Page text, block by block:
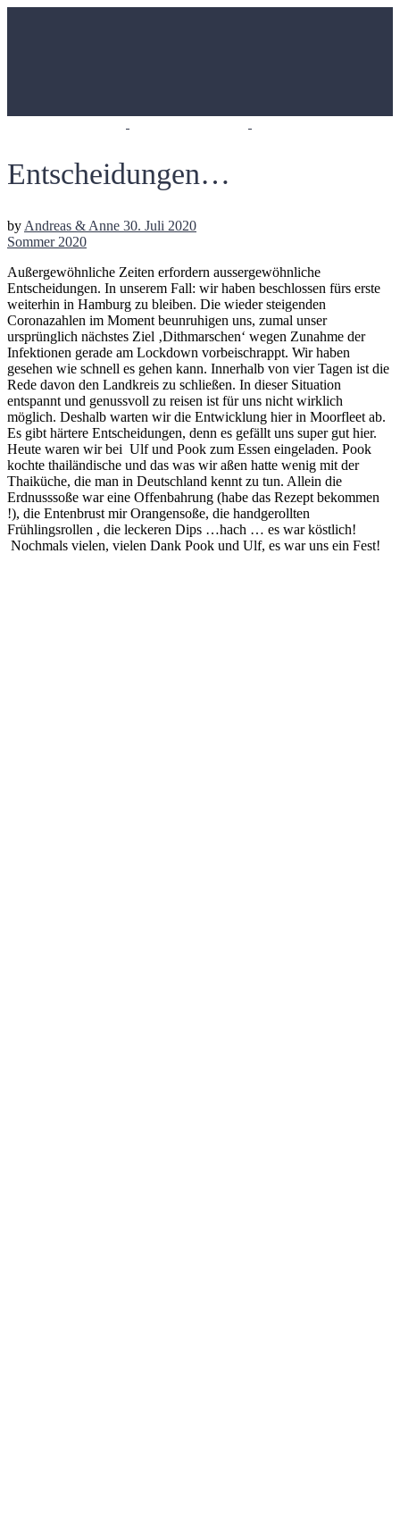
Entscheidungen…
byAndreas & Anne 30. Juli 2020
Sommer 2020
Außergewöhnliche Zeiten erfordern aussergewöhnliche
Entscheidungen. In unserem Fall: wir haben beschlossen fürs erste
weiterhin in Hamburg zu bleiben. Die wieder steigenden
Coronazahlen im Moment beunruhigen uns, zumal unser
ursprünglich nächstes Ziel ‚Dithmarschen‘ wegen Zunahme der
Infektionen gerade am Lockdown vorbeischrappt. Wir haben
gesehen wie schnell es gehen kann. Innerhalb von vier Tagen ist die
Rede davon den Landkreis zu schließen. In dieser Situation
entspannt und genussvoll zu reisen ist für uns nicht wirklich
möglich. Deshalb warten wir die Entwicklung hier in Moorfleet ab.
Es gibt härtere Entscheidungen, denn es gefällt uns super gut hier.
Heute waren wir bei Ulf und Pook zum Essen eingeladen. Pook
kochte thailändische und das was wir aßen hatte wenig mit der
Thaiküche, die man in Deutschland kennt zu tun. Allein die
Erdnusssoße war eine Offenbahrung (habe das Rezept bekommen
!), die Entenbrust mir Orangensoße, die handgerollten
Frühlingsrollen , die leckeren Dips …hach … es war köstlich!
Nochmals vielen, vielen Dank Pook und Ulf, es war uns ein Fest!